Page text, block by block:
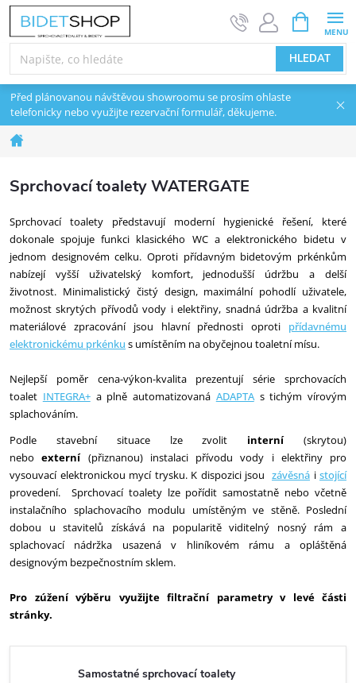
Přejít na obsah
HLEDAT
Před plánovanou návštěvou showroomu se prosím ohlaste
telefonicky nebo využijte rezervační formulář, děkujeme.
Sprchovací toalety WATERGATE
Sprchovací toalety představují moderní hygienické řešení, které
dokonale spojuje funkci klasického WC a elektronického bidetu v
jednom designovém celku. Oproti přídavným bidetovým prkénkům
nabízejí vyšší uživatelský komfort, jednodušší údržbu a delší
životnost. Minimalistický čistý design, maximální pohodlí uživatele,
možnost skrytých přívodů vody i elektřiny, snadná údržba a kvalitní
materiálové zpracování jsou hlavní přednosti oproti přídavnému
elektronickému prkénku s umístěním na obyčejnou toaletní mísu.
Nejlepší poměr cena-výkon-kvalita prezentují série sprchovacích
toalet INTEGRA+a plně automatizovaná ADAPTAs tichým vírovým
splachováním.
Podle stavební situace lze zvolit interní(skrytou)
neboexterní(přiznanou) instalaci přívodu vody i elektřiny pro
vysouvací elektronickou mycí trysku. K dispozici jsou závěsná i stojící
provedení.
Sprchovací toalety lze pořídit samostatně nebo včetně
instalačního splachovacího modulu umístěným ve stěně. Poslední
dobou u stavitelů získává na popularitě viditelný nosný rám a
splachovací nádržka usazená v hliníkovém rámu a opláštěná
designovým bezpečnostním sklem.
Pro zúžení výběru využijte filtrační parametry v levé části
stránky.
Samostatné sprchovací toalety